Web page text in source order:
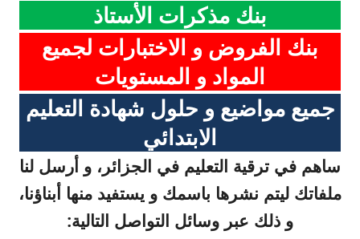
بنك مذكرات الأستاذ
بنك الفروض و الاختبارات لجميع
المواد و المستويات
جميع مواضيع و حلول شهادة التعليم
الابتدائي
ساهم في ترقية التعليم في الجزائر، و أرسل لنا
ملفاتك ليتم نشرها باسمك و يستفيد منها أبناؤنا،
و ذلك عبر وسائل التواصل التالية: